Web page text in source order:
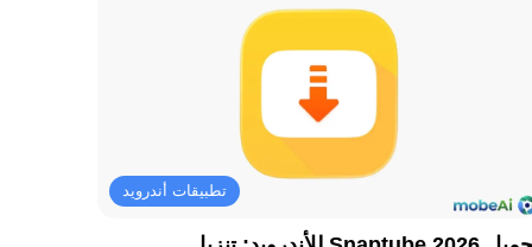
تطبيقات أندرويد